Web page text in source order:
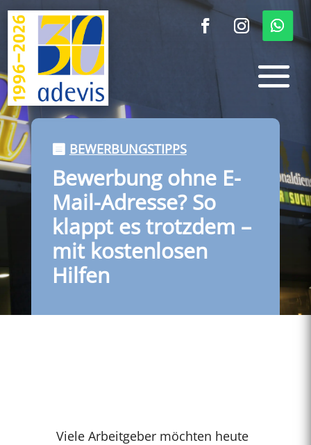
BEWERBUNGSTIPPS
Bewerbung ohne E-
Mail-Adresse? So
klappt es trotzdem –
mit kostenlosen
Hilfen
Viele Arbeitgeber möchten heute